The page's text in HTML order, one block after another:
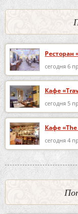
Ресторан
сегодня 6
Кафе
сегодня 5
Кафе «The
сегодня 4